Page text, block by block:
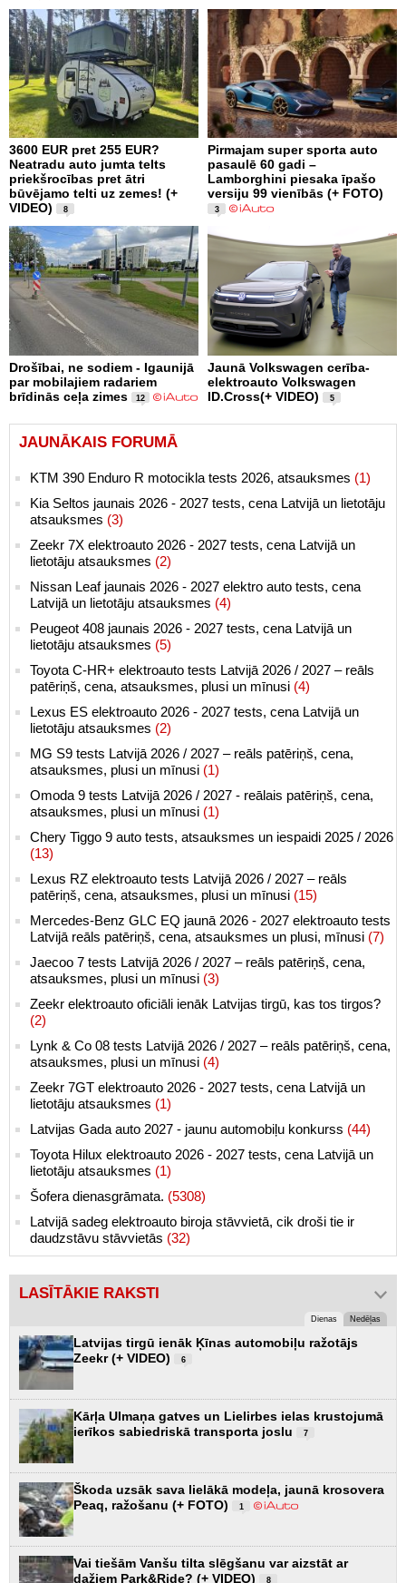
3600 EUR pret 255 EUR?
Neatradu auto jumta telts
priekšrocības pret ātri
būvējamo telti uz zemes! (+
VIDEO)
8
Pirmajam super sporta auto
pasaulē 60 gadi –
Lamborghini piesaka īpašo
versiju 99 vienībās (+ FOTO)
3
Drošībai, ne sodiem - Igaunijā
par mobilajiem radariem
brīdinās ceļa zimes
12
Jaunā Volkswagen cerība-
elektroauto Volkswagen
ID.Cross(+ VIDEO)
5
JAUNĀKAIS FORUMĀ
KTM 390 Enduro R motocikla tests 2026, atsauksmes (1)
Kia Seltos jaunais 2026 - 2027 tests, cena Latvijā un lietotāju
atsauksmes (3)
Zeekr 7X elektroauto 2026 - 2027 tests, cena Latvijā un
lietotāju atsauksmes (2)
Nissan Leaf jaunais 2026 - 2027 elektro auto tests, cena
Latvijā un lietotāju atsauksmes (4)
Peugeot 408 jaunais 2026 - 2027 tests, cena Latvijā un
lietotāju atsauksmes (5)
Toyota C-HR+ elektroauto tests Latvijā 2026 / 2027 – reāls
patēriņš, cena, atsauksmes, plusi un mīnusi (4)
Lexus ES elektroauto 2026 - 2027 tests, cena Latvijā un
lietotāju atsauksmes (2)
MG S9 tests Latvijā 2026 / 2027 – reāls patēriņš, cena,
atsauksmes, plusi un mīnusi (1)
Omoda 9 tests Latvijā 2026 / 2027 - reālais patēriņš, cena,
atsauksmes, plusi un mīnusi (1)
Chery Tiggo 9 auto tests, atsauksmes un iespaidi 2025 / 2026
(13)
Lexus RZ elektroauto tests Latvijā 2026 / 2027 – reāls
patēriņš, cena, atsauksmes, plusi un mīnusi (15)
Mercedes-Benz GLC EQ jaunā 2026 - 2027 elektroauto tests
Latvijā reāls patēriņš, cena, atsauksmes un plusi, mīnusi (7)
Jaecoo 7 tests Latvijā 2026 / 2027 – reāls patēriņš, cena,
atsauksmes, plusi un mīnusi (3)
Zeekr elektroauto oficiāli ienāk Latvijas tirgū, kas tos tirgos?
(2)
Lynk & Co 08 tests Latvijā 2026 / 2027 – reāls patēriņš, cena,
atsauksmes, plusi un mīnusi (4)
Zeekr 7GT elektroauto 2026 - 2027 tests, cena Latvijā un
lietotāju atsauksmes (1)
Latvijas Gada auto 2027 - jaunu automobiļu konkurss (44)
Toyota Hilux elektroauto 2026 - 2027 tests, cena Latvijā un
lietotāju atsauksmes (1)
Šofera dienasgrāmata. (5308)
Latvijā sadeg elektroauto biroja stāvvietā, cik droši tie ir
daudzstāvu stāvvietās (32)
LASĪTĀKIE RAKSTI
Dienas Nedēļas
Latvijas tirgū ienāk Ķīnas automobiļu ražotājs
Zeekr (+ VIDEO)
6
Kārļa Ulmaņa gatves un Lielirbes ielas krustojumā
ierīkos sabiedriskā transporta joslu
7
Škoda uzsāk sava lielākā modeļa, jaunā krosovera
Peaq, ražošanu (+ FOTO)
1
Vai tiešām Vanšu tilta slēgšanu var aizstāt ar
dažiem Park&Ride? (+ VIDEO)
8